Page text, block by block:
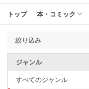
トップ 本・コミック
絞り込み
ジャンル
すべてのジャンル